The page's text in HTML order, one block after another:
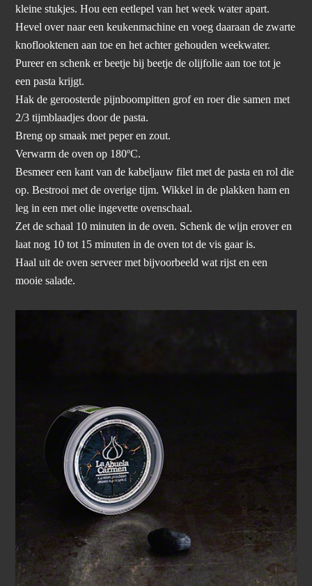
kleine stukjes. Hou een eetlepel van het week water apart.
Hevel over naar een keukenmachine en voeg daaraan de zwarte
knoflooktenen aan toe en het achter gehouden weekwater.
Pureer en schenk er beetje bij beetje de olijfolie aan toe tot je
een pasta krijgt.
Hak de geroosterde pijnboompitten grof en roer die samen met
2/3 tijmblaadjes door de pasta.
Breng op smaak met peper en zout.
Verwarm de oven op 180ºC.
Besmeer een kant van de kabeljauw filet met de pasta en rol die
op. Bestrooi met de overige tijm. Wikkel in de plakken ham en
leg in een met olie ingevette ovenschaal.
Zet de schaal 10 minuten in de oven. Schenk de wijn erover en
laat nog 10 tot 15 minuten in de oven tot de vis gaar is.
Haal uit de oven serveer met bijvoorbeeld wat rijst en een
mooie salade.